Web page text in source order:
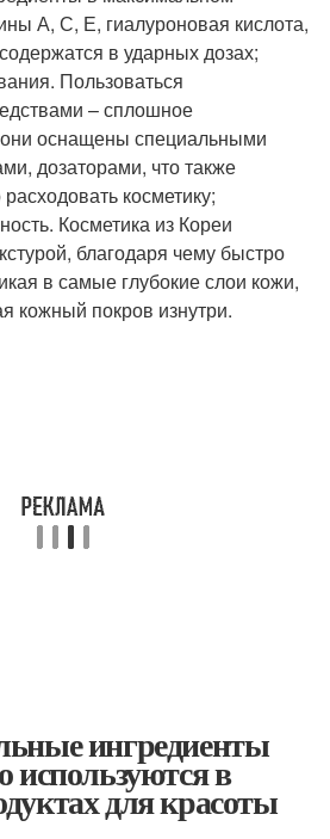
А, С, Е, гиалуроновая кислота,
в ударных дозах;
Пользоваться
– сплошное
оснащены специальными
дозаторами, что также
косметику;
Косметика из Кореи
благодаря чему быстро
в самые глубокие слои кожи,
кожный покров изнутри.
ингредиенты
используются в
для красоты